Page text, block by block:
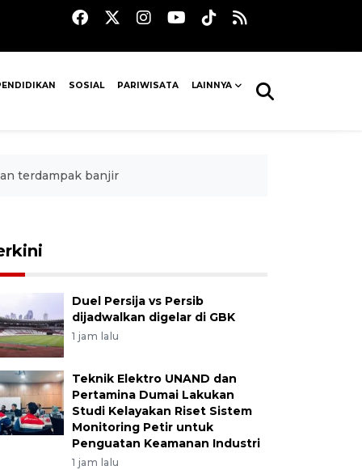
SOSIAL PARIWISATA LAINNYA
terdampak banjir
Duel Persija vs Persib
dijadwalkan digelar di GBK
1 jam lalu
Teknik Elektro UNAND dan
Pertamina Dumai Lakukan
Studi Kelayakan Riset Sistem
Monitoring Petir untuk
Penguatan Keamanan Industri
1 jam lalu